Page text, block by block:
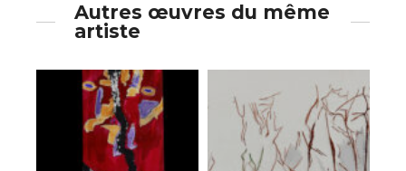
Autres œuvres du même
artiste